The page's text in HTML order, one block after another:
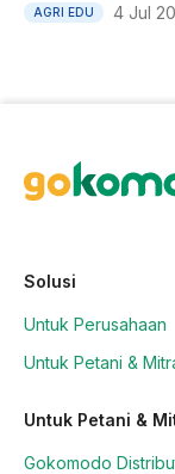
AGRI EDU 4 Jul
Solusi
Untuk Perusahaan
Untuk Petani &
Untuk Petani &
Gokomodo